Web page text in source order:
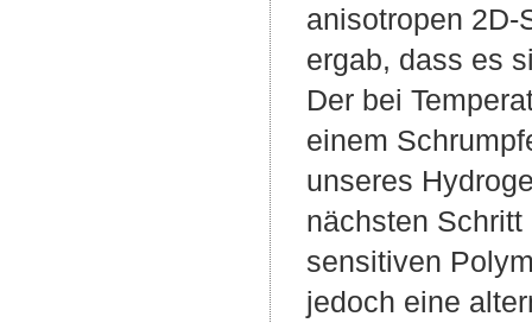
anisotropen 2D-
ergab, dass es
Der bei
einem
unseres
nächsten
sensitiven
jedoch eine